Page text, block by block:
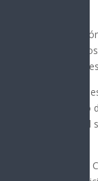
la
diez
un millón 398 mil
informó que
el aprovechamiento
a las familias del
Celida López